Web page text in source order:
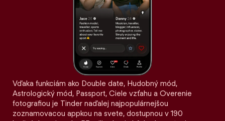
Vďaka funkciám ako Double date, Hudobný mód,
Astrologický mód, Passport, Ciele vzťahu a Overenie
fotografiou je Tinder naďalej najpopulárnejšou
zoznamovacou appkou na svete, dostupnou v 190